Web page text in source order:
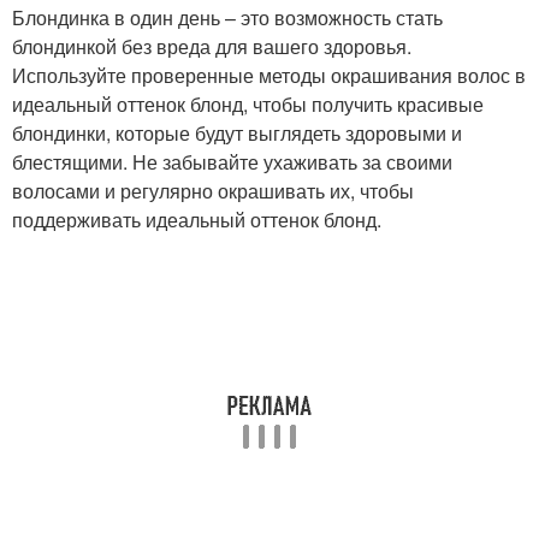
Блондинка в один день – это возможность стать
блондинкой без вреда для вашего здоровья.
Используйте проверенные методы окрашивания волос в
идеальный оттенок блонд, чтобы получить красивые
блондинки, которые будут выглядеть здоровыми и
блестящими. Не забывайте ухаживать за своими
волосами и регулярно окрашивать их, чтобы
поддерживать идеальный оттенок блонд.